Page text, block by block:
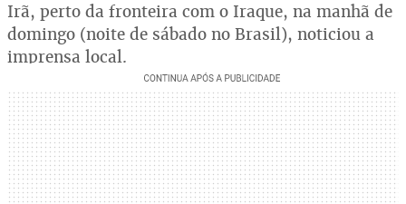
Irã, perto da fronteira com o Iraque, na manhã de
domingo (noite de sábado no Brasil), noticiou a
imprensa local.